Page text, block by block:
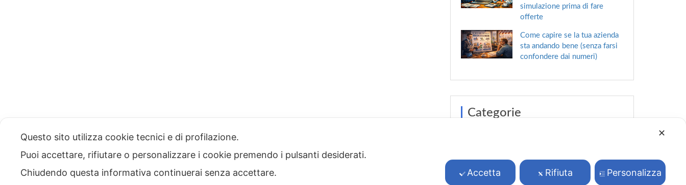
simulazione prima di fare
offerte
Come capire se la tua azienda
sta andando bene (senza farsi
confondere dai numeri)
Categorie
✕
Questo sito utilizza cookie tecnici e di profilazione.
Puoi accettare, rifiutare o personalizzare i cookie premendo i pulsanti desiderati.
Chiudendo questa informativa continuerai senza accettare.
Accetta Rifiuta Personalizza